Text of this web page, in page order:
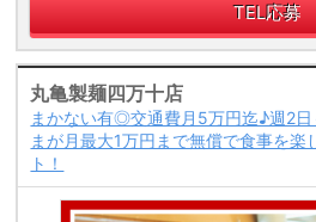
TEL応募
丸亀製麺四万十店
まかない有◎交通費月5万円迄♪週2
まが月最大1万円まで無償で食事を楽
ト！